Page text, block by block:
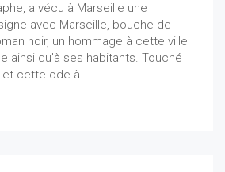
a vécu à Marseille une
avec Marseille, bouche de
noir, un hommage à cette ville
ainsi qu'à ses habitants. Touché
et cette ode à…